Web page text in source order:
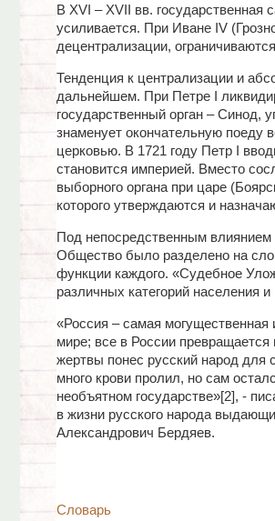
В XVI – XVII вв. государственная
усиливается. При Иване IV
децентрализации,
Тенденция к централизации и
дальнейшем. При Петре I
государственный орган – Синод,
знаменует окончательную поеду
церковью. В 1721 году Петр I
становится империей. Вместо
выборного органа при царе
которого утверждаются и
Под непосредственным влиянием
Общество было разделено на
функции каждого. «Судебное
различных категорий населения и
«Россия – самая могущественная
мире; все в России
жертвы понес русский народ для
много крови пролил, но сам
необъятном государстве»[2], -
в жизни русского народа
Александрович Бердяев.
Словарь